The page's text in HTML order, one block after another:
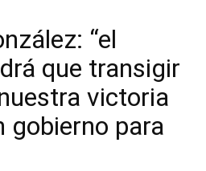
“el
que transigir
victoria
gobierno para